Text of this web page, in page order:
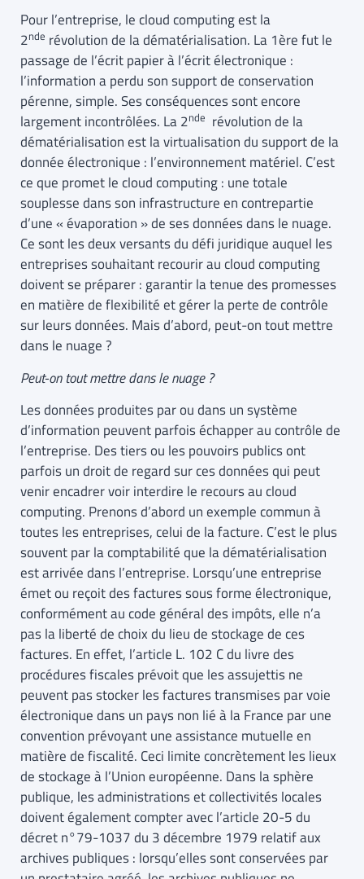
Pour l’entreprise, le cloud computing est la
2nde révolution de la dématérialisation. La 1ère fut le
passage de l’écrit papier à l’écrit électronique :
l’information a perdu son support de conservation
pérenne, simple. Ses conséquences sont encore
largement incontrôlées. La 2nde révolution de la
dématérialisation est la virtualisation du support de la
donnée électronique : l’environnement matériel. C’est
ce que promet le cloud computing : une totale
souplesse dans son infrastructure en contrepartie
d’une « évaporation » de ses données dans le nuage.
Ce sont les deux versants du défi juridique auquel les
entreprises souhaitant recourir au cloud computing
doivent se préparer : garantir la tenue des promesses
en matière de flexibilité et gérer la perte de contrôle
sur leurs données. Mais d’abord, peut-on tout mettre
dans le nuage ?
Peut-on tout mettre dans le nuage ?
Les données produites par ou dans un système
d’information peuvent parfois échapper au contrôle de
l’entreprise. Des tiers ou les pouvoirs publics ont
parfois un droit de regard sur ces données qui peut
venir encadrer voir interdire le recours au cloud
computing. Prenons d’abord un exemple commun à
toutes les entreprises, celui de la facture. C’est le plus
souvent par la comptabilité que la dématérialisation
est arrivée dans l’entreprise. Lorsqu’une entreprise
émet ou reçoit des factures sous forme électronique,
conformément au code général des impôts, elle n’a
pas la liberté de choix du lieu de stockage de ces
factures. En effet, l’article L. 102 C du livre des
procédures fiscales prévoit que les assujettis ne
peuvent pas stocker les factures transmises par voie
électronique dans un pays non lié à la France par une
convention prévoyant une assistance mutuelle en
matière de fiscalité. Ceci limite concrètement les lieux
de stockage à l’Union européenne. Dans la sphère
publique, les administrations et collectivités locales
doivent également compter avec l’article 20-5 du
décret n°79-1037 du 3 décembre 1979 relatif aux
archives publiques : lorsqu’elles sont conservées par